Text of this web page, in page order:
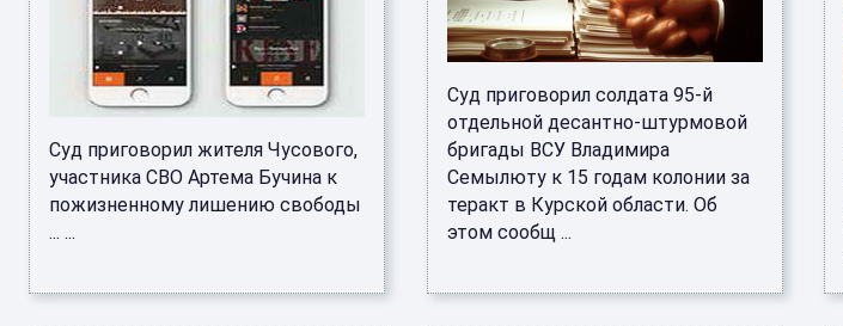
Суд приговорил жителя Чусового,
участника СВО Артема Бучина к
пожизненному лишению свободы
... ...
Суд приговорил солдата 95-й
отдельной десантно-штурмовой
бригады ВСУ Владимира
Семылюту к 15 годам колонии за
теракт в Курской области. Об
этом сообщ ...